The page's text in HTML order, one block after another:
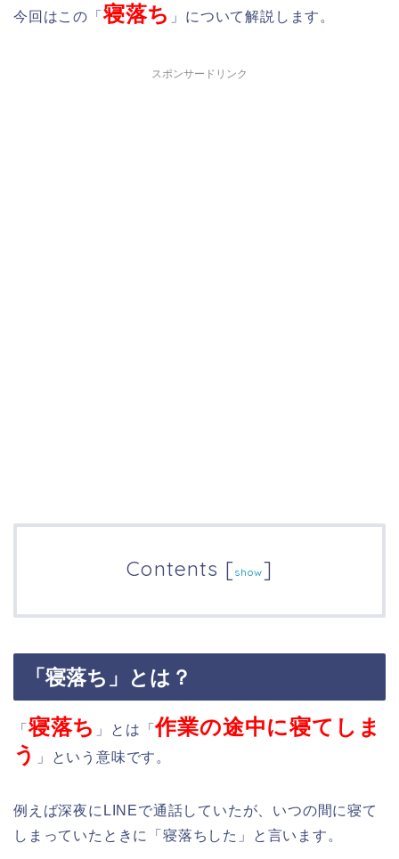
今回はこの「寝落ち 」について解説します。
スポンサードリンク
Contents [show]
「寝落ち」とは？
「寝落ち 」とは「作業の途中に寝てしま
う
」という意味です。
例えば深夜にLINEで通話していたが、いつの間に寝て
しまっていたときに「寝落ちした」と言います。